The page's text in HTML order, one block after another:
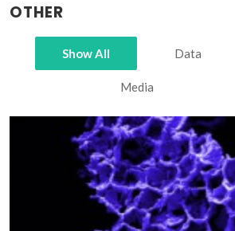
OTHER
Show All Data
Media